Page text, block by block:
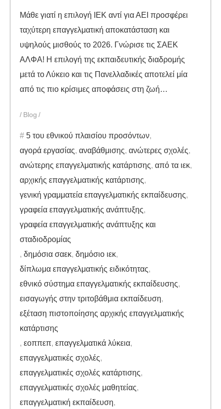
Μάθε γιατί η επιλογή ΙΕΚ αντί για ΑΕΙ προσφέρει
ταχύτερη επαγγελματική αποκατάσταση και
υψηλούς μισθούς το 2026. Γνώρισε τις ΣΑΕΚ
ΑΛΦΑ! Η επιλογή της εκπαιδευτικής διαδρομής
μετά το Λύκειο και τις Πανελλαδικές αποτελεί μία
από τις πιο κρίσιμες αποφάσεις στη ζωή…
Blog
5 του εθνικού πλαισίου προσόντων,
αγορά εργασίας, αναβάθμισης, ανώτερες σχολές,
ανώτερης επαγγελματικής κατάρτισης, από τα ιεκ,
αρχικής επαγγελματικής κατάρτισης,
γενική γραμματεία επαγγελματικής εκπαίδευσης,
γραφεία επαγγελματικής ανάπτυξης,
γραφεία επαγγελματικής ανάπτυξης και
σταδιοδρομίας
, δημόσια σαεκ, δημόσιο ιεκ,
δίπλωμα επαγγελματικής ειδικότητας,
εθνικό σύστημα επαγγελματικής εκπαίδευσης,
εισαγωγής στην τριτοβάθμια εκπαίδευση,
εξέταση πιστοποίησης αρχικής επαγγελματικής
κατάρτισης
, εοππεπ, επαγγελματικά λύκεια,
επαγγελματικές σχολές,
επαγγελματικές σχολές κατάρτισης,
επαγγελματικές σχολές μαθητείας,
επαγγελματική εκπαίδευση,